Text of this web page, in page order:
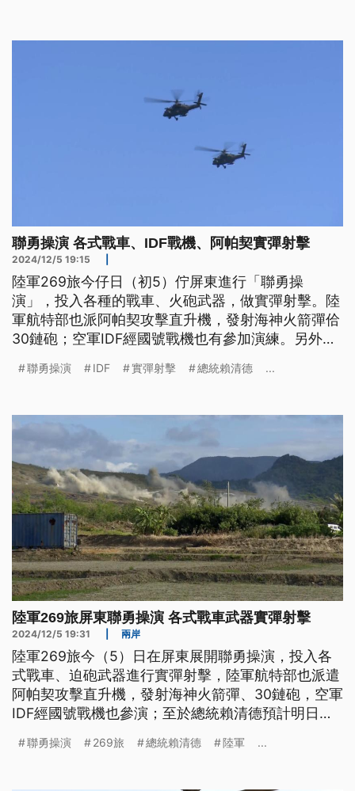
聯勇操演 各式戰車、IDF戰機、阿帕契實彈射擊
2024/12/5 19:15
陸軍269旅今仔日（初5）佇屏東進行「聯勇操
演」，投入各種的戰車、火砲武器，做實彈射擊。陸
軍航特部也派阿帕契攻擊直升機，發射海神火箭彈佮
30鏈砲；空軍IDF經國號戰機也有參加演練。另外，
體報導，中國可能佇拜六、禮拜發動軍演；專家認
臺語文）
聯勇操演 IDF 實彈射擊 總統賴清德 ...
陸軍269旅屏東聯勇操演 各式戰車武器實彈射擊
2024/12/5 19:31 兩岸
陸軍269旅今（5）日在屏東展開聯勇操演，投入各
式戰車、迫砲武器進行實彈射擊，陸軍航特部也派遣
阿帕契攻擊直升機，發射海神火箭彈、30鏈砲，空軍
IDF經國號戰機也參演；至於總統賴清德預計明日返
學者分析，不排除中共聯手俄軍，展開聯合行動。
聯勇操演 269旅 總統賴清德 陸軍 ...